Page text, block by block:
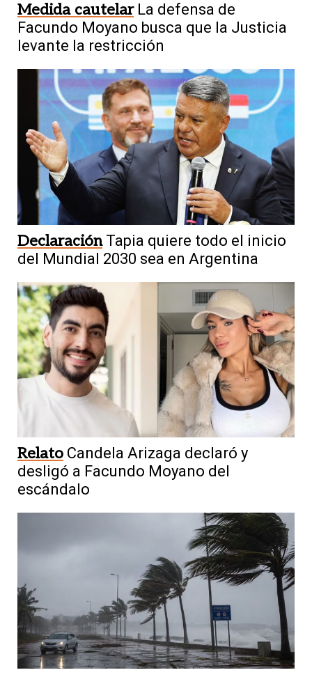
Medida cautelar La defensa de
Facundo Moyano busca que la Justicia
levante la restricción
Declaración Tapia quiere todo el inicio
del Mundial 2030 sea en Argentina
Relato Candela Arizaga declaró y
desligó a Facundo Moyano del
escándalo